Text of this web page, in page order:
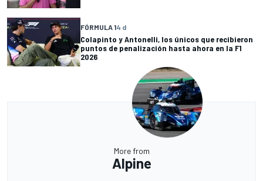
FÓRMULA 14 d
Colapinto y Antonelli, los únicos que recibieron
puntos de penalización hasta ahora en la F1
2026
More from
Alpine